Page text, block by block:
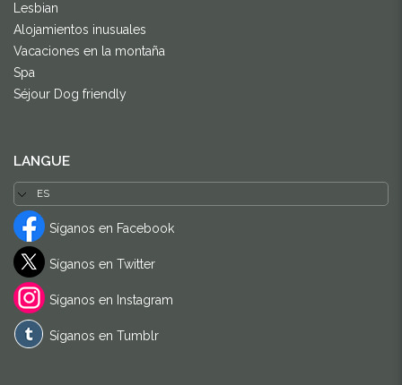
Lesbian
Alojamientos inusuales
Vacaciones en la montaña
Spa
Séjour Dog friendly
LANGUE
Síganos en Facebook
Síganos en Twitter
Síganos en Instagram
Síganos en Tumblr